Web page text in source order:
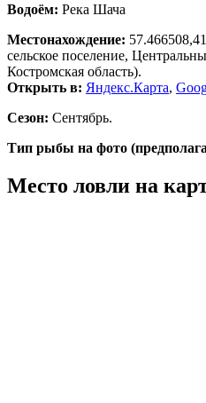
Водоём: Река Шача
Местонахождение:
сельское поселение,
Костромская область).
Открыть в: Яндекс.Карта,
Сезон: Сентябрь.
Тип рыбы на фото
Место ловли на